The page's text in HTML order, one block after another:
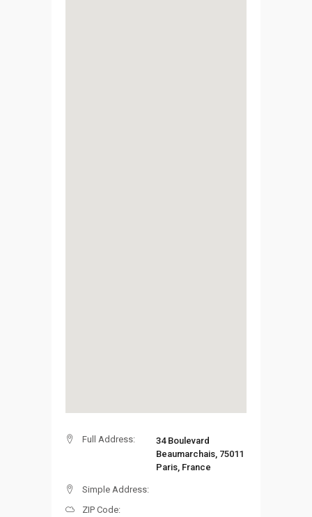
Full Address:
34 Boulevard
Beaumarchais, 75011
Paris, France
Simple Address:
ZIP Code: